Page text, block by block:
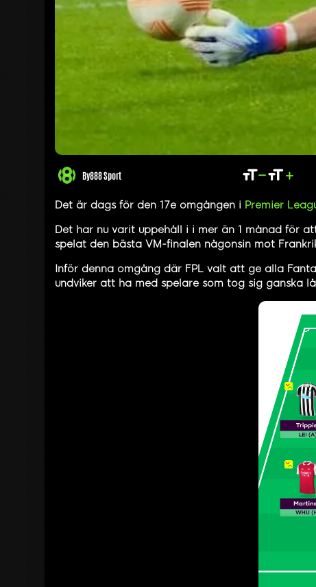
By888 Sport
Det är dags för den 17e omgången i Premier
Det har nu varit uppehåll i i mer än 1 månad för
spelat den bästa VM-finalen någonsin mot
Inför denna omgång där FPL valt att ge alla
undviker att ha med spelare som tog sig ganska